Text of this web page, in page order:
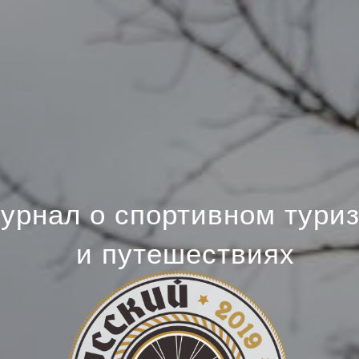
о спортивном
и путешествиях